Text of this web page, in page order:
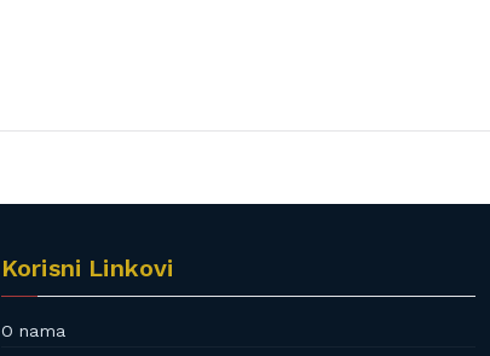
Korisni Linkovi
O nama